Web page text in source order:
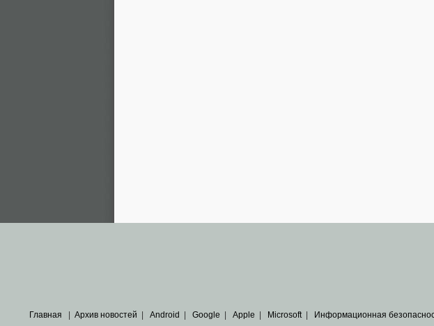
Главная Архив новостей Android Google Apple Microsoft| Информационная